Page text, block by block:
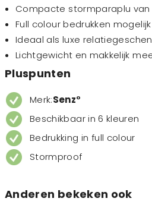
Compacte stormparaplu van
Full colour bedrukken
Ideaal als luxe
Lichtgewicht en makkelijk
Pluspunten
Merk:Senz°
Beschikbaar in 6 kleuren
Bedrukking in full colour
Stormproof
Anderen bekeken ook